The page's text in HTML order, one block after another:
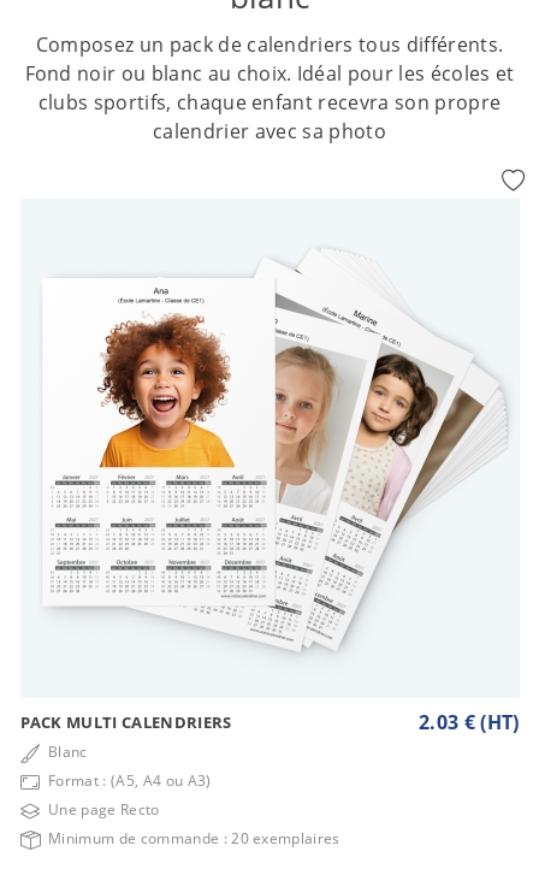
Composez un pack de calendriers tous différents.
Fond noir ou blanc au choix. Idéal pour les écoles et
clubs sportifs, chaque enfant recevra son propre
calendrier avec sa photo
PACK MULTI CALENDRIERS
Blanc
Format : (A5, A4 ou A3)
Une page Recto
Minimum de commande : 20 exemplaires
2.03 € (HT)